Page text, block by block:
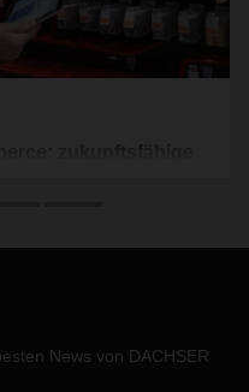
noch
News von DACHSER